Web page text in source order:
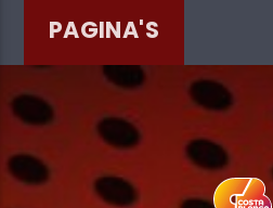
PAGINA'S